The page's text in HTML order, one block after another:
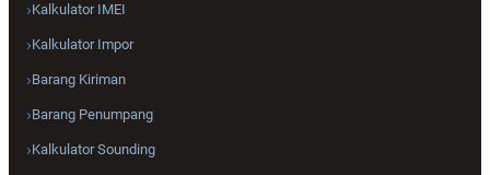
Kalkulator IMEI
Kalkulator Impor
Barang Kiriman
Barang Penumpang
Kalkulator Sounding